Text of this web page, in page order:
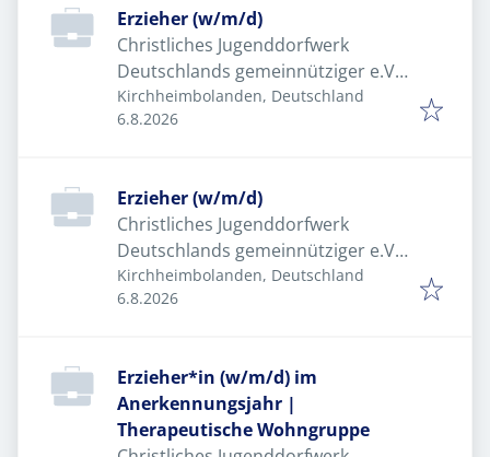
Erzieher (w/m/d)
Christliches Jugenddorfwerk
Deutschlands gemeinnütziger e.V.
(CJD)
Kirchheimbolanden, Deutschland
Veröffentlicht
6.8.2026
Erzieher (w/m/d)
Christliches Jugenddorfwerk
Deutschlands gemeinnütziger e.V.
(CJD)
Kirchheimbolanden, Deutschland
Veröffentlicht
6.8.2026
Erzieher*in (w/m/d) im
Anerkennungsjahr |
Therapeutische Wohngruppe